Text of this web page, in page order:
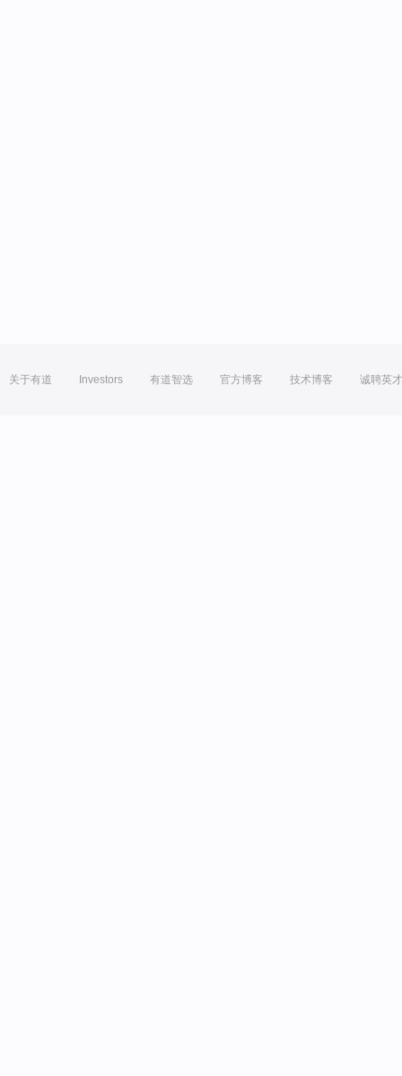
关于有道 Investors 有道智选 官方博客 技术博客 诚聘英才